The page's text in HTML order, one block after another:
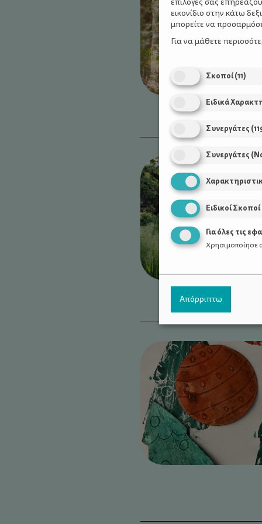
επιλογές σας
εικονίδιο στην κάτω
μπορείτε να
Για να μάθετε
Σκοποί(11)
Ειδικά
Συνεργάτες (
Συνεργάτες
Ειδικοί Σκοποί
Για όλες τις
Χρησιμοποίησε
Απόρριπτω